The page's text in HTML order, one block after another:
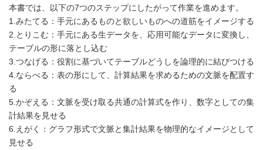
本書では、以下の7つのステップにしたがって作業を進めます。
1.みたてる：手元にあるものと欲しいものへの道筋をイメージする
2.とりこむ：手元にある生データを、応用可能なデータに変換し、
テーブルの形に落とし込む
3.つなげる：役割に基づいてテーブルどうしを論理的に結びつける
4.ならべる：表の形にして、計算結果を求めるための文脈を配置す
る
5.かぞえる：文脈を受け取る共通の計算式を作り、数字としての集
計結果を見せる
6.えがく：グラフ形式で文脈と集計結果を物理的なイメージとして
見せる